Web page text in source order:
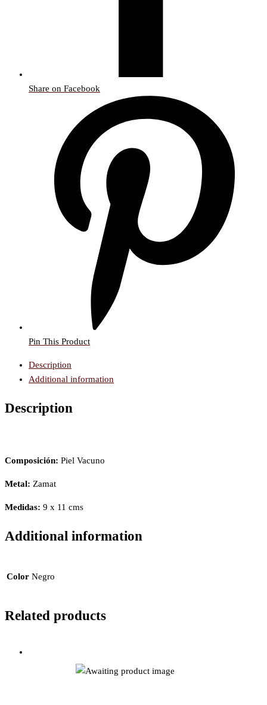
Share on Facebook
Pin This Product
Description
Additional information
Description
Composición: Piel Vacuno
Metal: Zamat
Medidas: 9 x 11 cms
Additional information
Color Negro
Related products